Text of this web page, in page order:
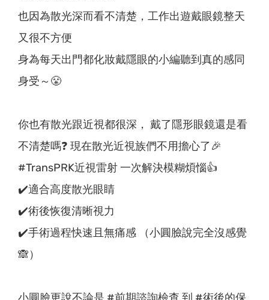
也因為散光深而看不清楚，工作出遊戴眼鏡整天
又很不方便
身為每天出門都化妝戴隱眼的小編聽到真的感同
身受～😤
你也有散光跟近視都很深， 戴了隱形眼鏡還是看
不清楚嗎❓ 現在散光近視族們不用擔心了🎉
#TransPRK近視雷射 一次解決模糊煩惱👍
✔️適合高度散光眼睛
✔️術後恢復清晰視力
✔️手術過程快速且無痛感 （小圓臉說完全沒感覺
🙈）